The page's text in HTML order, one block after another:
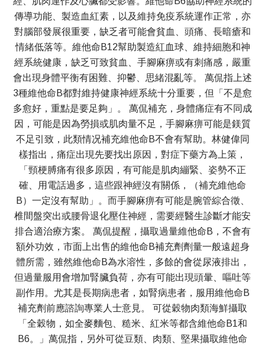
傳導功能、製造血紅素，以及維持免疫系統運作正常，亦
對腦部發展很重要，缺乏者可能會貧血、頭痛、長暗瘡和
情緒低落等。維他命B12幫助製造紅血球、維持細胞和神
經系統健康，缺乏可致貧血、手腳麻痹或有刺痛感，嚴重
會出現身體平衡有困難、抑鬱、思緒混亂等。 萬侃指上述
3種維他命B都對維持健康神經系統十分重要，但「不是愈
多愈好，重點是要足夠」。 萬侃補充，身體痛症有不同成
因，可能是因為勞損或肌肉量不足，手腳麻痹可能是鎂質
不足引致，此類情况補充維他命B不會有幫助。林健偉同
樣指出，痛症出現先要找出原因，對症下藥方為上策，
「頸梗膊痛有很多原因，有可能是肌肉繃緊、姿勢不正
確、用電話過多，這些跟神經沒有關係，（補充維他命
B）一定沒有幫助」。而手腳麻痹有可能是腕管綜合徵、
椎間盤突出或腰骨退化壓住神經，需要經醫生診斷才能安
排合適治療方案。 萬侃提醒，攝取過量維他命B，不會有
額外功效，市面上出售的維他命B補充劑劑量一般遠超身
體所需，雖然維他命B為水溶性，多餘的會從尿液排出，
但過量服用會增加腎臟負荷，亦有可能出現頭暈、嘔吐等
副作用。尤其是長期病患者，如腎病患者，服用維他命B
補充劑前應諮詢專業人士意見。 可從穀物肉類海鮮攝取
「全穀物，如全麥麵包、糙米、紅米等都含維他命B1和
B6。」萬侃指，另外可從豆類、肉類、堅果攝取維他命